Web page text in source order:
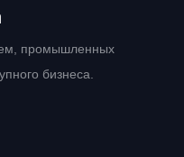
промышленных
бизнеса.